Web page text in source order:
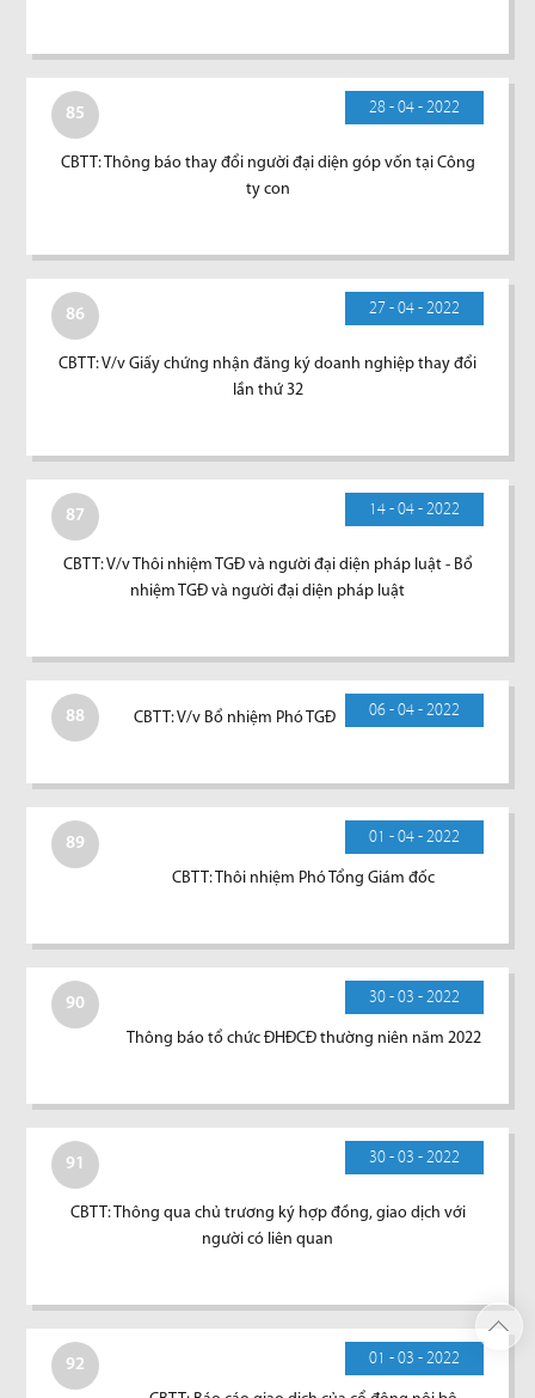
85 28 - 04 - 2022
CBTT: Thông báo thay đổi người đại diện góp vốn tại Công
ty con
86 27 - 04 - 2022
CBTT: V/v Giấy chứng nhận đăng ký doanh nghiệp thay đổi
lần thứ 32
87 14 - 04 - 2022
CBTT: V/v Thôi nhiệm TGĐ và người đại diện pháp luật - Bổ
nhiệm TGĐ và người đại diện pháp luật
88 06 - 04 - 2022
CBTT: V/v Bổ nhiệm Phó TGĐ
89 01 - 04 - 2022
CBTT: Thôi nhiệm Phó Tổng Giám đốc
90 30 - 03 - 2022
Thông báo tổ chức ĐHĐCĐ thường niên năm 2022
91 30 - 03 - 2022
CBTT: Thông qua chủ trương ký hợp đồng, giao dịch với
người có liên quan
92 01 - 03 - 2022